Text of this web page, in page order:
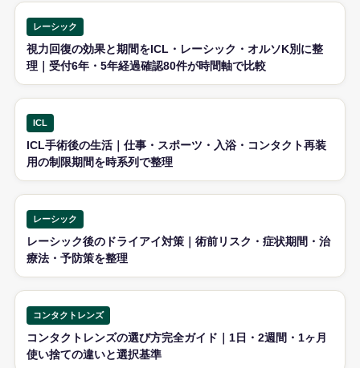
レーシック
視力回復の効果と期間をICL・レーシック・オルソK別に整
理｜受付6年・5年経過確認80件が時間軸で比較
ICL
ICL手術後の生活｜仕事・スポーツ・入浴・コンタクト再装
用の制限期間を時系列で整理
レーシック
レーシック後のドライアイ対策｜術前リスク・症状期間・治
療法・予防策を整理
コンタクトレンズ
コンタクトレンズの選び方完全ガイド｜1日・2週間・1ヶ月
使い捨ての違いと選択基準